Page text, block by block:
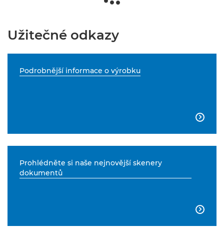
Užitečné odkazy
Podrobnější informace o výrobku

Prohlédněte si naše nejnovější skenery
dokumentů
